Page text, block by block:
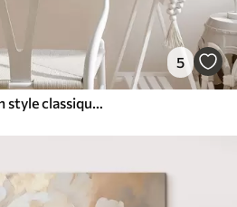
5
3d fleurs blanches dans un style classique avec un accent jaune